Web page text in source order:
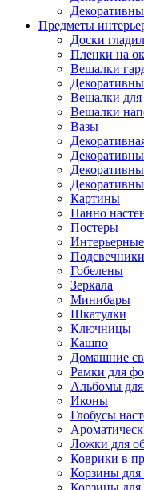
Предметы
Доски
Пленки на
Вешалки
Вешалки
Вешалки
Вазы
Картины
Панно
Постеры
Подсвечники
Гобелены
Зеркала
Минибары
Шкатулки
Ключницы
Кашпо
Домашние
Рамки для
Альбомы
Иконы
Глобусы
Ложки для
Коврики в
Корзины для
Корзины для